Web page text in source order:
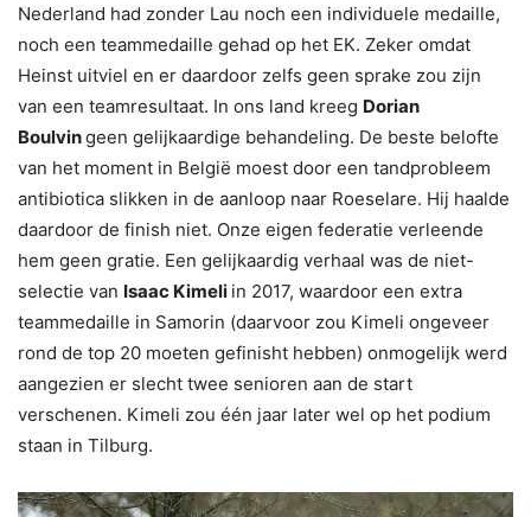
Nederland had zonder Lau noch een individuele medaille,
noch een teammedaille gehad op het EK. Zeker omdat
Heinst uitviel en er daardoor zelfs geen sprake zou zijn
van een teamresultaat. In ons land kreeg Dorian
Boulvingeen gelijkaardige behandeling. De beste belofte
van het moment in België moest door een tandprobleem
antibiotica slikken in de aanloop naar Roeselare. Hij haalde
daardoor de finish niet. Onze eigen federatie verleende
hem geen gratie. Een gelijkaardig verhaal was de niet-
selectie van Isaac Kimeli in 2017, waardoor een extra
teammedaille in Samorin (daarvoor zou Kimeli ongeveer
rond de top 20 moeten gefinisht hebben) onmogelijk werd
aangezien er slecht twee senioren aan de start
verschenen. Kimeli zou één jaar later wel op het podium
staan in Tilburg.